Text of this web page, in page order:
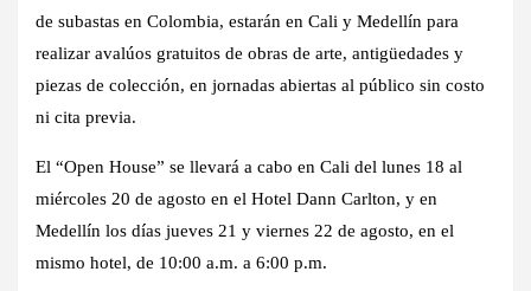
de subastas en Colombia, estarán en Cali y Medellín para
realizar avalúos gratuitos de obras de arte, antigüedades y
piezas de colección, en jornadas abiertas al público sin costo
ni cita previa.
El “Open House” se llevará a cabo en Cali del lunes 18 al
miércoles 20 de agosto en el Hotel Dann Carlton, y en
Medellín los días jueves 21 y viernes 22 de agosto, en el
mismo hotel, de 10:00 a.m. a 6:00 p.m.